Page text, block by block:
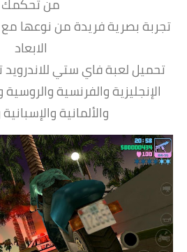
من تحكمك
تجربة بصرية فريدة من نوعها
الابعاد
تحميل لعبة فاي ستي
الإنجليزية والفرنسية والروسية
والألمانية